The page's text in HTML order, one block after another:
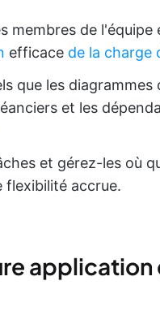
membres de l'équipe
efficace de la charge
que les diagrammes
et les
et gérez-les où
flexibilité accrue.
application